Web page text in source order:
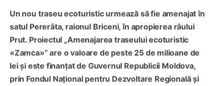
Un nou traseu ecoturistic urmează să fie amenajat în
satul Pererâta, raionul Briceni, în apropierea râului
Prut. Proiectul „Amenajarea traseului ecoturistic
«Zamca»” are o valoare de peste 25 de milioane de
lei și este finanțat de Guvernul Republicii Moldova,
prin Fondul Național pentru Dezvoltare Regională și